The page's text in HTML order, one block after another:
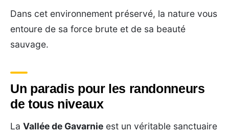
Dans cet environnement préservé, la nature vous
entoure de sa force brute et de sa beauté
sauvage.
Un paradis pour les randonneurs
de tous niveaux
La Vallée de Gavarnie est un véritable sanctuaire